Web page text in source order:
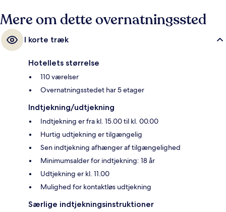
Mere om dette overnatningssted
I korte træk
Hotellets størrelse
110 værelser
Overnatningsstedet har 5 etager
Indtjekning/udtjekning
Indtjekning er fra kl. 15.00 til kl. 00.00
Hurtig udtjekning er tilgængelig
Sen indtjekning afhænger af tilgængelighed
Minimumsalder for indtjekning: 18 år
Udtjekning er kl. 11.00
Mulighed for kontaktløs udtjekning
Særlige indtjekningsinstruktioner